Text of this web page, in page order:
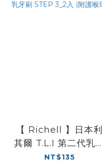
【 Richell 】日本利
其爾 T.L.I 第二代乳牙
刷系列 | 纖柔毛練習乳
NT$135